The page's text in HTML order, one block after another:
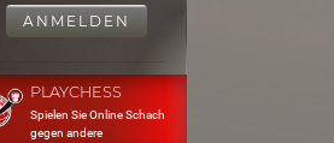
ANMELDEN
PLAYCHESS
Spielen Sie Online Schach
gegen andere